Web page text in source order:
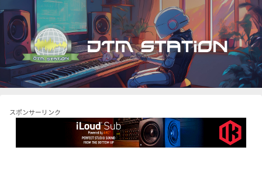
スポンサーリンク